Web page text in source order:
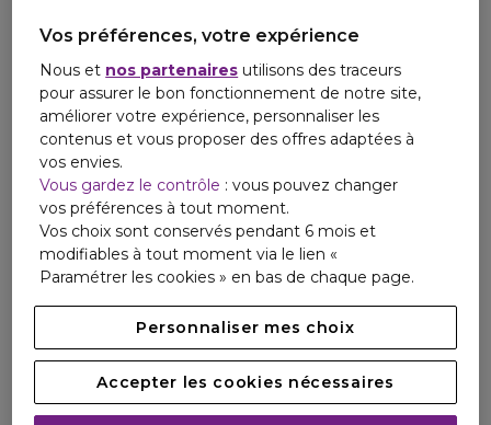
Vos préférences, votre expérience
Nous et nos partenaires utilisons des traceurs
pour assurer le bon fonctionnement de notre site,
améliorer votre expérience, personnaliser les
contenus et vous proposer des offres adaptées à
vos envies.
Vous gardez le contrôle : vous pouvez changer
vos préférences à tout moment.
Vos choix sont conservés pendant 6 mois et
modifiables à tout moment via le lien «
Paramétrer les cookies » en bas de chaque page.
Personnaliser mes choix
Accepter les cookies nécessaires